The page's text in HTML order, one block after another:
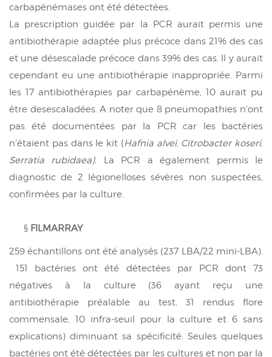
carbapénémases ont été détectées.
La prescription guidée par la PCR aurait permis une
antibiothérapie adaptée plus précoce dans 21% des cas
et une désescalade précoce dans 39% des cas. Il y aurait
cependant eu une antibiothérapie inappropriée. Parmi
les 17 antibiothérapies par carbapénème, 10 aurait pu
être desescaladées. A noter que 8 pneumopathies n'ont
pas été documentées par la PCR car les bactéries
n'étaient pas dans le kit (Hafnia alvei, Citrobacter koseri,
Serratia rubidaea). La PCR a également permis le
diagnostic de 2 légionelloses sévères non suspectées,
confirmées par la culture.
§ FILMARRAY
259 échantillons ont été analysés (237 LBA/22 mini-LBA).
151 bactéries ont été détectées par PCR dont 73
négatives à la culture (36 ayant reçu une
antibiothérapie préalable au test, 31 rendus flore
commensale, 10 infra-seuil pour la culture et 6 sans
explications) diminuant sa spécificité. Seules quelques
bactéries ont été détectées par les cultures et non par la